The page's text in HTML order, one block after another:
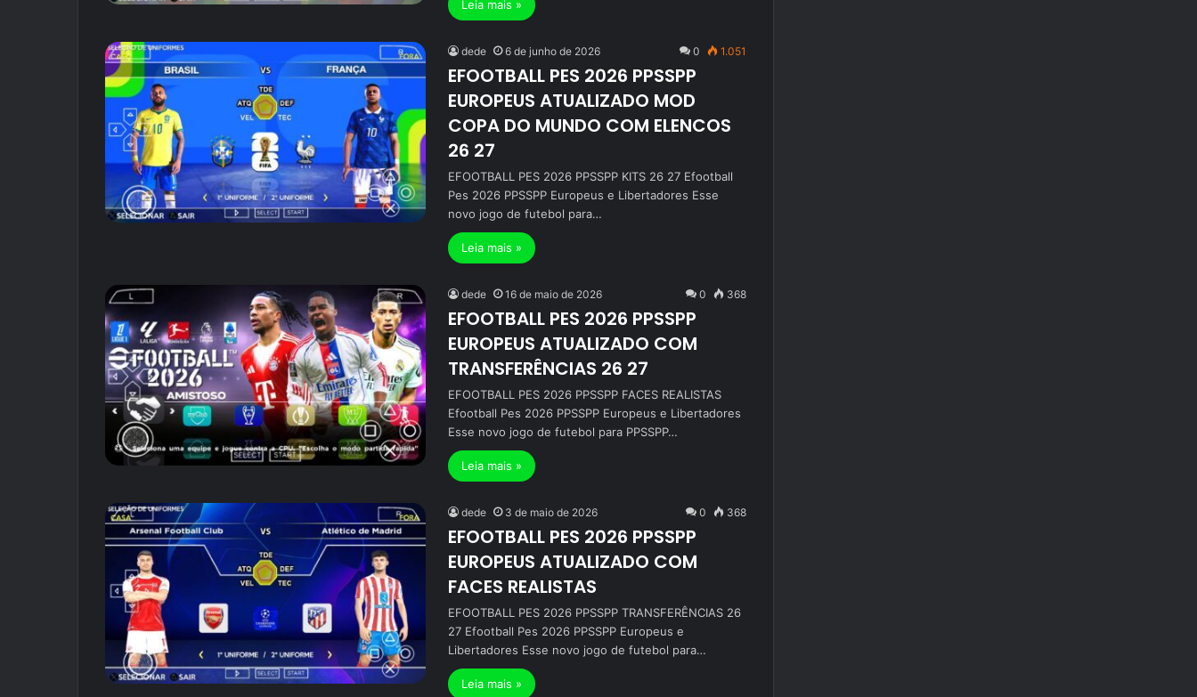
Leia mais »
dede 6 de junho de 2026 0 1.051
EFOOTBALL PES 2026 PPSSPP
EUROPEUS ATUALIZADO MOD
COPA DO MUNDO COM ELENCOS
26 27
EFOOTBALL PES 2026 PPSSPP KITS 26 27 Efootball
Pes 2026 PPSSPP Europeus e Libertadores Esse
novo jogo de futebol para…
Leia mais »
dede 16 de maio de 2026 0 368
EFOOTBALL PES 2026 PPSSPP
EUROPEUS ATUALIZADO COM
TRANSFERÊNCIAS 26 27
EFOOTBALL PES 2026 PPSSPP FACES REALISTAS
Efootball Pes 2026 PPSSPP Europeus e Libertadores
Esse novo jogo de futebol para PPSSPP…
Leia mais »
dede 3 de maio de 2026 0 368
EFOOTBALL PES 2026 PPSSPP
EUROPEUS ATUALIZADO COM
FACES REALISTAS
EFOOTBALL PES 2026 PPSSPP TRANSFERÊNCIAS 26
27 Efootball Pes 2026 PPSSPP Europeus e
Libertadores Esse novo jogo de futebol para…
Leia mais »